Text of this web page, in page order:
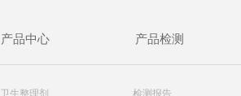
产品中心 产品检测
卫生整理剂 检测报告